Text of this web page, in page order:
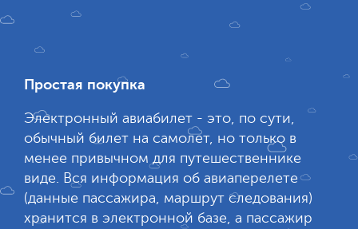
Простая покупка
Электронный авиабилет - это, по сути,
обычный билет на самолет, но только в
менее привычном для путешественнике
виде. Вся информация об авиаперелете
(данные пассажира, маршрут следования)
хранится в электронной базе, а пассажир